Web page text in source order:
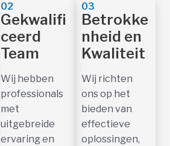
02
Gekwalifi
ceerd
Team
Wij hebben
professionals
met
uitgebreide
ervaring en
03
Betrokke
nheid en
Kwaliteit
Wij richten
ons op het
bieden van
effectieve
oplossingen,